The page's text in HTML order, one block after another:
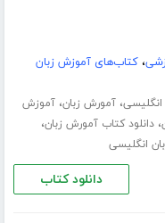
،کتاب‌های آموزش زبان
،آمورش زبان،آموزش
،دانلود کتاب آمورش زبان،
انگلیسی
دانلود کتاب